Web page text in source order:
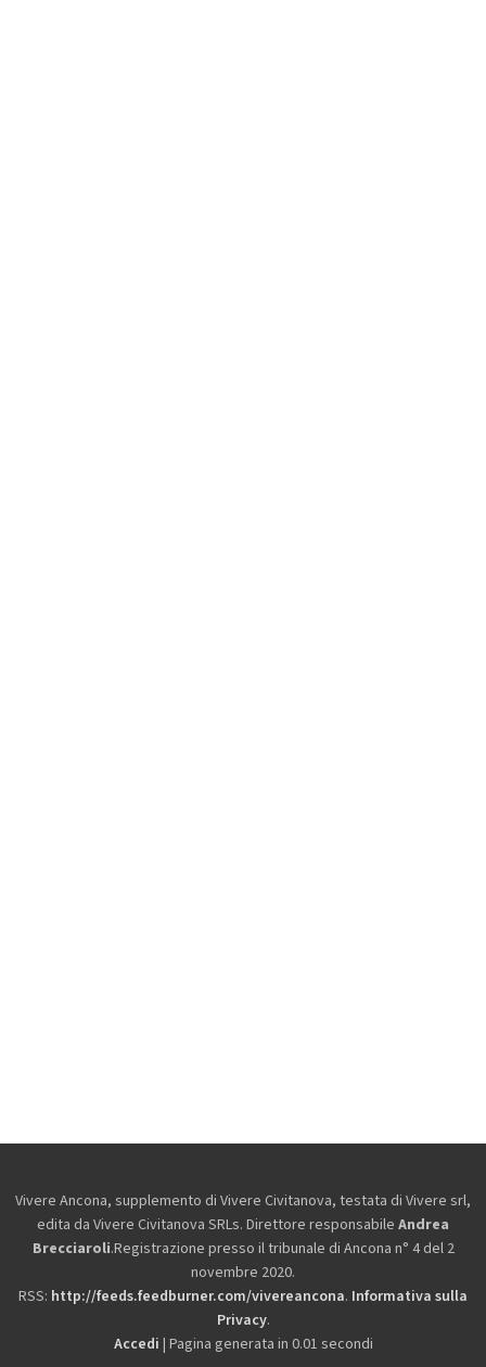
Vivere Ancona, supplemento di Vivere Civitanova, testata di Vivere srl,
edita da Vivere Civitanova SRLs. Direttore responsabile Andrea
Brecciaroli.Registrazione presso il tribunale di Ancona n° 4 del 2
novembre 2020.
RSS: http://feeds.feedburner.com/vivereancona. Informativa sulla
Privacy.
Accedi | Pagina generata in 0.01 secondi